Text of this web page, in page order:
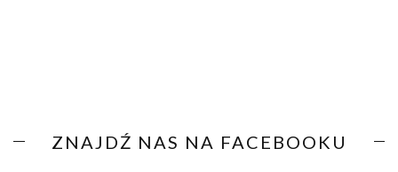
ZNAJDŹ NAS NA FACEBOOKU